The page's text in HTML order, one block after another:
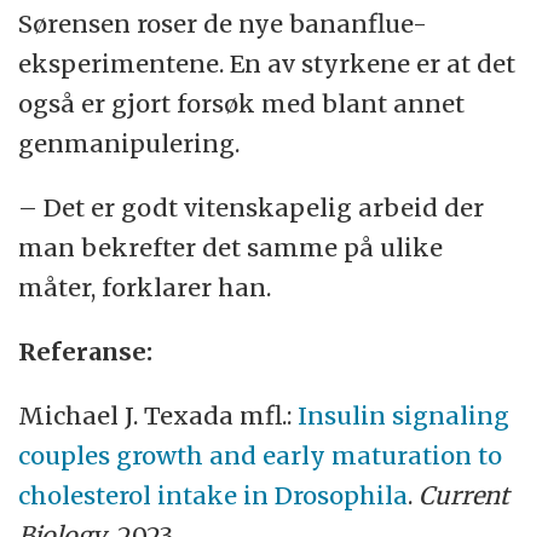
Sørensen roser de nye bananflue-
eksperimentene. En av styrkene er at det
også er gjort forsøk med blant annet
genmanipulering.
– Det er godt vitenskapelig arbeid der
man bekrefter det samme på ulike
måter, forklarer han.
Referanse:
Michael J. Texada mfl.: Insulin signaling
couples growth and early maturation to
cholesterol intake in Drosophila. Current